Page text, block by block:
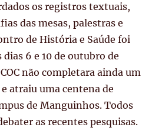
os registros textuais,
das mesas, palestras e
de História e Saúde foi
6 e 10 de outubro de
não completara ainda um
atraiu uma centena de
de Manguinhos. Todos
as recentes pesquisas.